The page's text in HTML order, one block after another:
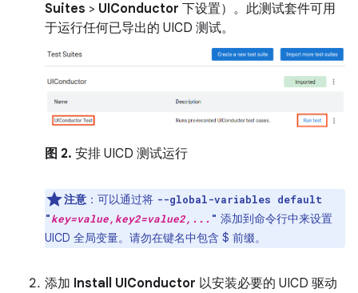
Suites > UIConductor 下设置）。此测试套件可用
于运行任何已导出的 UICD 测试。
图 2. 安排 UICD 测试运行
注意 ：可以通过将 --global-variables default
"key=value,key2=value2,... " 添加到命令行中来设置
UICD 全局变量。请勿在键名中包含 $ 前缀。
添加 Install UIConductor 以安装必要的 UICD 驱动